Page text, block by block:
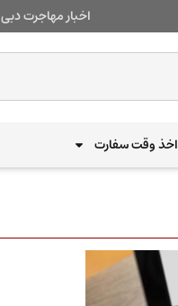
اخبار مهاجرت دبی
اخذ وقت سفارت